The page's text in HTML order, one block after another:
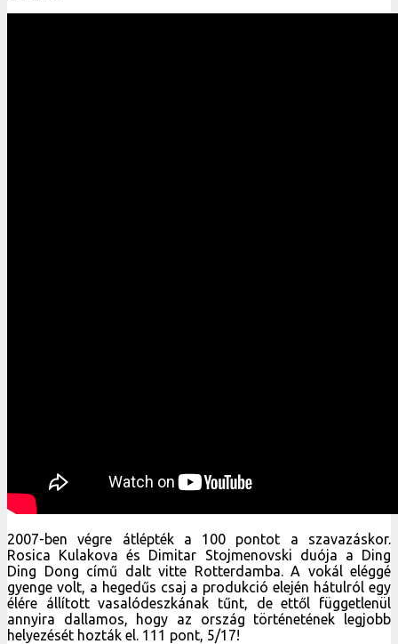
2007-ben végre átlépték a 100 pontot a szavazáskor.
Rosica Kulakova és Dimitar Stojmenovski duója a Ding
Ding Dong című dalt vitte Rotterdamba. A vokál eléggé
gyenge volt, a hegedűs csaj a produkció elején hátulról egy
élére állított vasalódeszkának tűnt, de ettől függetlenül
annyira dallamos, hogy az ország történetének legjobb
helyezését hozták el. 111 pont, 5/17!